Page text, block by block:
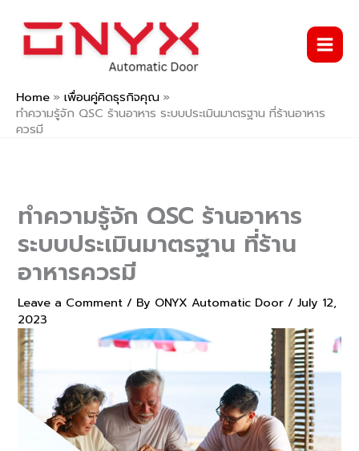
content
Home
เพื่อนคู่คิดธุรกิจคุณ
ทำความรู้จัก QSC ร้านอาหาร ระบบประเมินมาตรฐาน ที่ร้านอาหาร
ควรมี
ทำความรู้จัก QSC ร้านอาหาร
ระบบประเมินมาตรฐาน ที่ร้าน
อาหารควรมี
Leave a Comment / By ONYX Automatic Door/July 12,
2023